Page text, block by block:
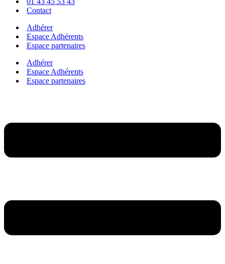
Contact
Adhérer
Espace Adhérents
Espace partenaires
Adhérer
Espace Adhérents
Espace partenaires